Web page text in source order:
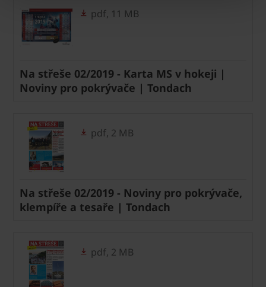
pdf, 11 MB
Na střeše 02/2019 - Karta MS v hokeji |
Noviny pro pokrývače | Tondach
pdf, 2 MB
Na střeše 02/2019 - Noviny pro pokrývače,
klempíře a tesaře | Tondach
pdf, 2 MB